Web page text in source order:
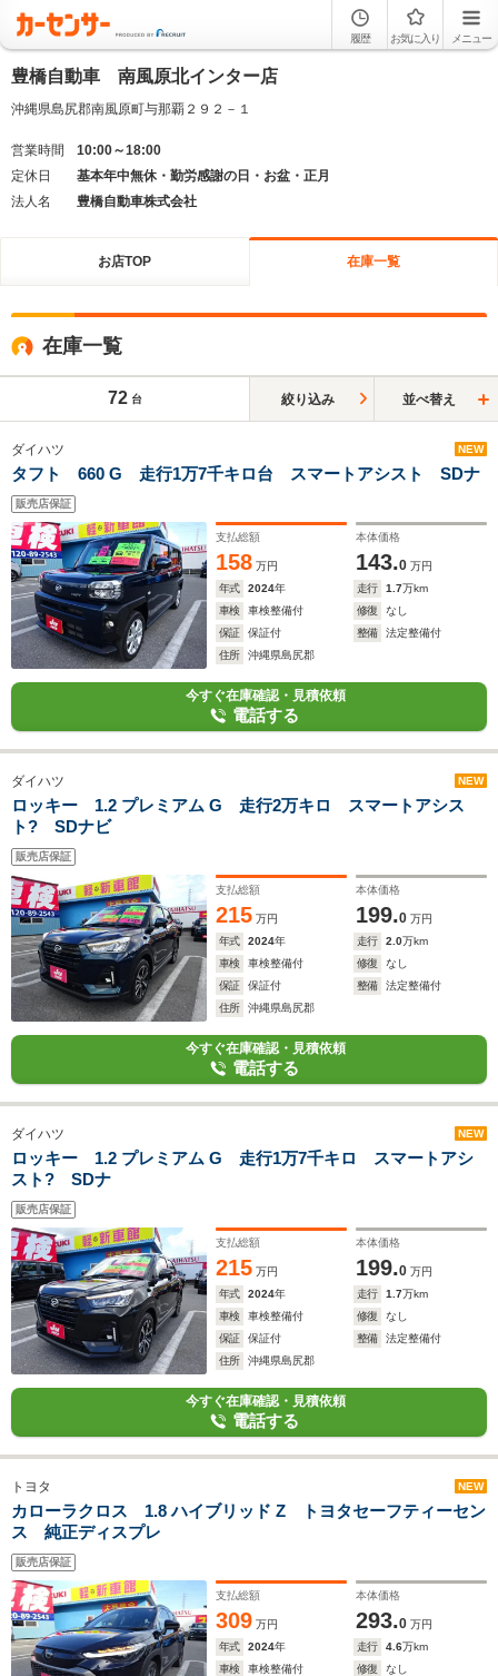
履歴 お気に入り メニュー
豊橋自動車 南風原北インター店
沖縄県島尻郡南風原町与那覇２９２－１
営業時間
10:00～18:00
定休日
基本年中無休・勤労感謝の日・お盆・正月
法人名
豊橋自動車株式会社
お店TOP 在庫一覧
在庫一覧
72 台 絞り込み 並べ替え
ダイハツ NEW
タフト 660 G 走行1万7千キロ台 スマートアシスト SDナ
販売店保証
支払総額
158 万円
本体価格
143.0 万円
年式
2024年 走行 1.7万km
車検
車検整備付 修復
なし
保証
保証付 整備
法定整備付
住所
沖縄県島尻郡
今すぐ在庫確認・見積依頼
電話する
ダイハツ NEW
ロッキー 1.2 プレミアム G 走行2万キロ スマートアシス
ト? SDナビ
販売店保証
支払総額
215 万円
本体価格
199.0 万円
年式
2024年 走行 2.0万km
車検
車検整備付 修復
なし
保証
保証付 整備
法定整備付
住所
沖縄県島尻郡
今すぐ在庫確認・見積依頼
電話する
ダイハツ NEW
ロッキー 1.2 プレミアム G 走行1万7千キロ スマートアシ
スト? SDナ
販売店保証
支払総額
215 万円
本体価格
199.0 万円
年式
2024年 走行 1.7万km
車検
車検整備付 修復
なし
保証
保証付 整備
法定整備付
住所
沖縄県島尻郡
今すぐ在庫確認・見積依頼
電話する
トヨタ NEW
カローラクロス 1.8 ハイブリッド Z トヨタセーフティーセン
ス 純正ディスプレ
販売店保証
支払総額
309 万円
本体価格
293.0 万円
年式
2024年 走行 4.6万km
車検
車検整備付 修復
なし